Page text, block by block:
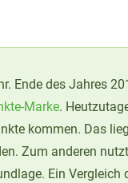
Ende des Jahres
Marke.
kommen. Das
Zum anderen
Ein Vergleich